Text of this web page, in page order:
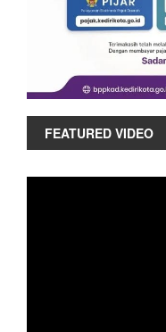
FEATURED VIDEO